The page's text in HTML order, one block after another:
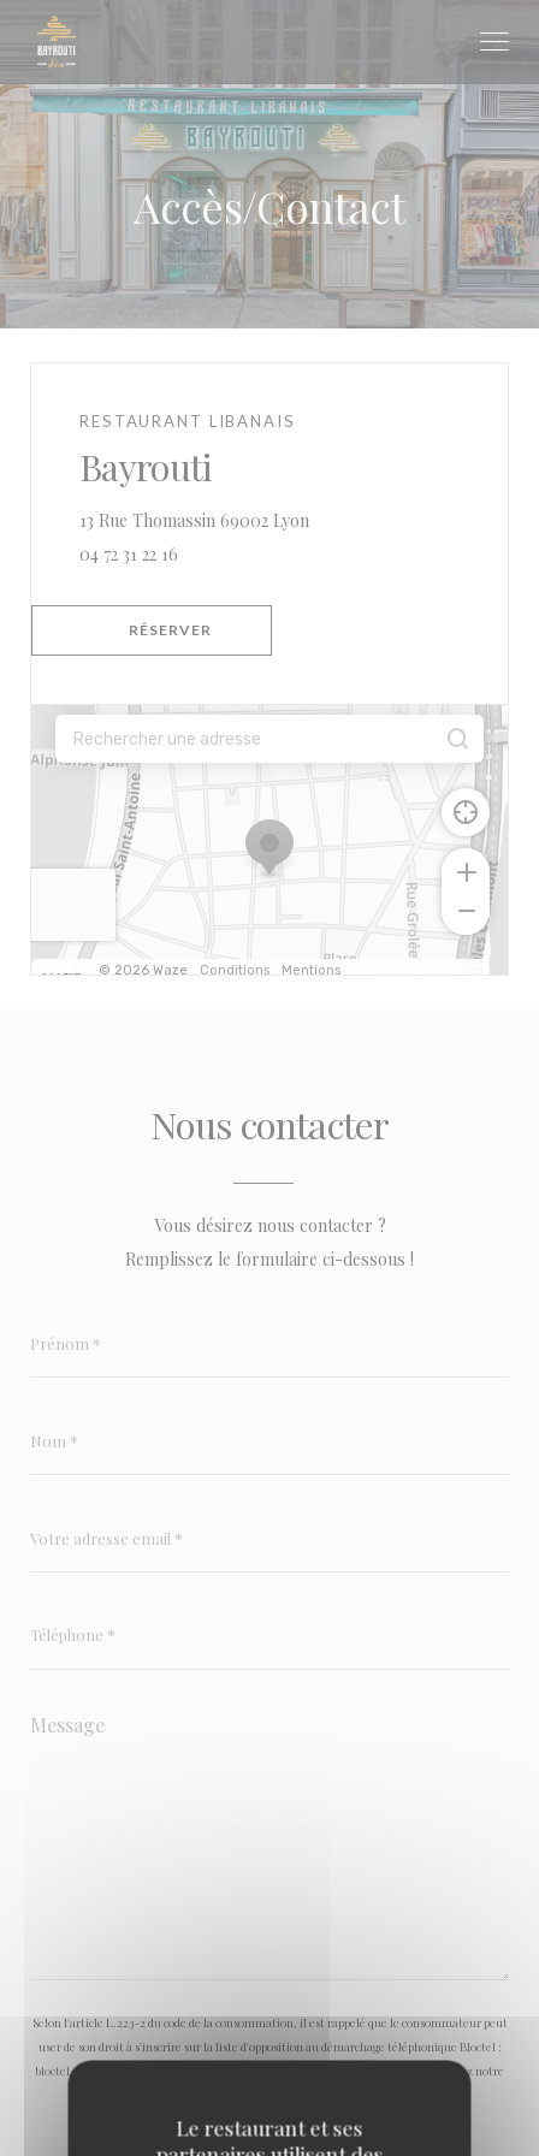
Personnalisation de vos choix en matière de cookies
Le restaurant et ses
Accès/Contact
RESTAURANT LIBANAIS
Bayrouti
13 Rue Thomassin 69002 Lyon
04 72 31 22 16
RÉSERVER
Nous contacter
Vous désirez nous contacter ?
Remplissez le formulaire ci-dessous !
Selon l'article L.223-2 du code de la consommation, il est rappelé que le consommateur peut
user de son droit à s'inscrire sur la liste d'opposition au démarchage téléphonique Bloctel :
bloctel.gouv.fr
. Pour plus d'informations sur le traitement de vos données, consultez notre